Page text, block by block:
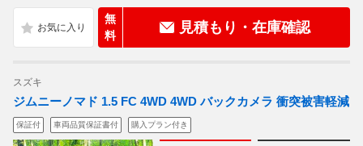
無
料
見積もり・在庫確認
スズキ
ジムニーノマド 1.5 FC 4WD 4WD バックカメラ 衝突被害軽減
保証付 車両品質保証書付 購入プラン付き